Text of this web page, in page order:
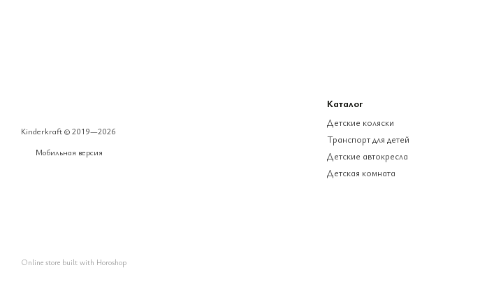
Kinderkraft © 2019—2026
Мобильная версия
Online store built with Horoshop
Каталог
Детские коляски
Транспорт для детей
Детские автокресла
Детская комната